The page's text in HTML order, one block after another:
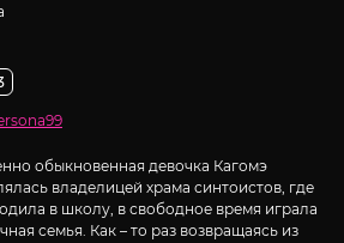
обыкновенная девочка Кагомэ
владелицей храма синтоистов, где
в школу, в свободное время играла
семья. Как – то раз возвращаясь из